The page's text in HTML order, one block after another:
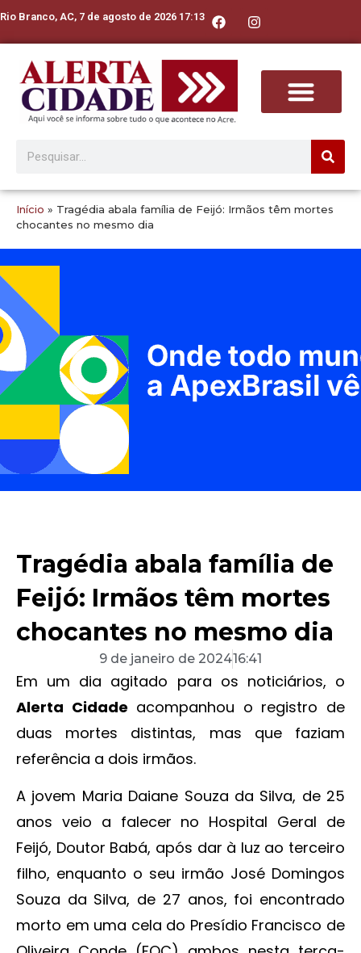
Rio Branco, AC, 7 de agosto de 2026 17:13
Início » Tragédia abala família de Feijó: Irmãos têm mortes
chocantes no mesmo dia
Tragédia abala família de
Feijó: Irmãos têm mortes
chocantes no mesmo dia
9 de janeiro de 202416:41
Em um dia agitado para os noticiários, o
Alerta Cidade acompanhou o registro de
duas mortes distintas, mas que faziam
referência a dois irmãos.
A jovem Maria Daiane Souza da Silva, de 25
anos veio a falecer no Hospital Geral de
Feijó, Doutor Babá, após dar à luz ao terceiro
filho, enquanto o seu irmão José Domingos
Souza da Silva, de 27 anos, foi encontrado
morto em uma cela do Presídio Francisco de